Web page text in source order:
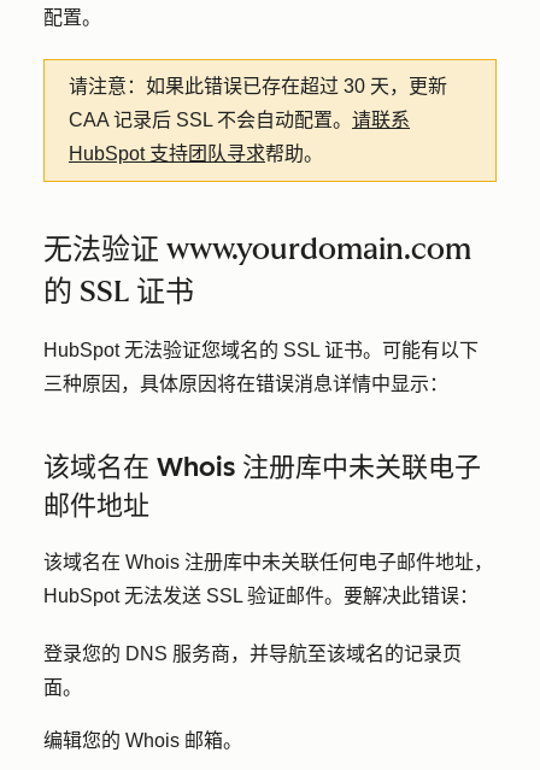
配置。
请注意 ：如果此错误已存在超过 30 天，更新
CAA 记录后 SSL 不会自动配置。 请联系
HubSpot 支持团队寻求帮助。
无法验证 www.yourdomain.com
的 SSL 证书
HubSpot 无法验证您域名的 SSL 证书。可能有以下
三种原因，具体原因将在错误消息详情中显示：
该域名在 Whois 注册库中未关联电子
邮件地址
该域名在 Whois 注册库中未关联任何电子邮件地址，
HubSpot 无法发送 SSL 验证邮件。要解决此错误：
登录您的 DNS 服务商，并导航至该域名的记录页
面。
编辑您的 Whois 邮箱。